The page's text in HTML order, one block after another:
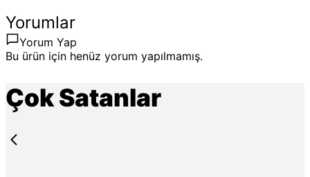
Yorumlar
Yorum Yap
Bu ürün için henüz yorum yapılmamış.
Çok Satanlar